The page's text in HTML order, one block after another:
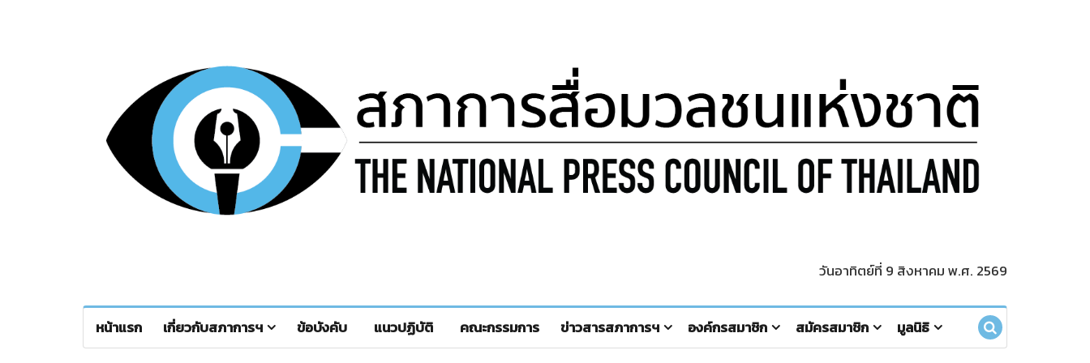
วันอาทิตย์ที่ 9 สิงหาคม พ.ศ. 2569
หน้าแรก เกี่ยวกับสภาการฯ ข้อบังคับ แนวปฏิบัติ คณะกรรมการ ข่าวสารสภาการฯ องค์กรสมาชิก สมัครสมาชิก มูลนิธิ